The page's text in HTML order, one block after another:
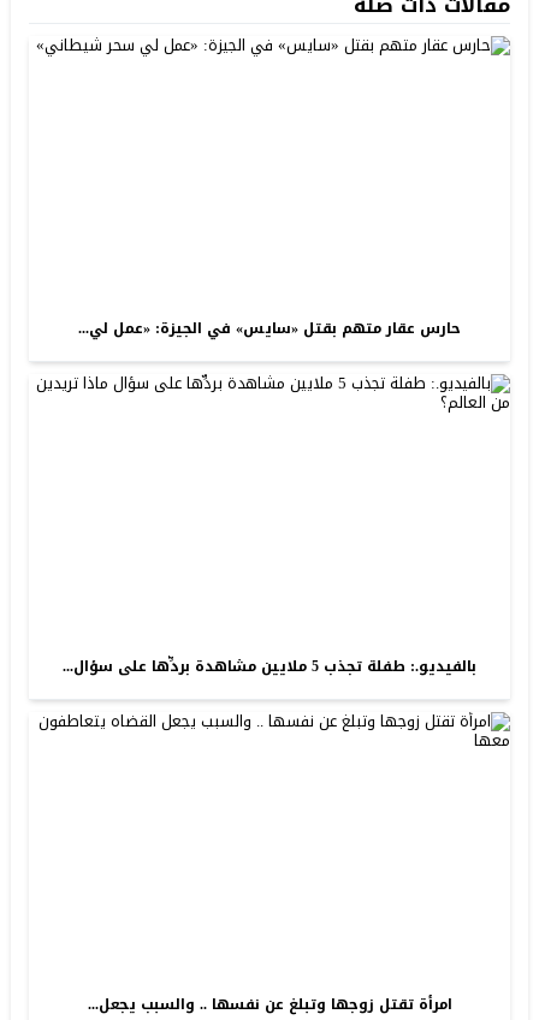
حارس عقار متهم بقتل «سايس» في الجيزة: «عمل لي...
بالفيديو.: طفلة تجذب 5 ملايين مشاهدة بردِّها على سؤال...
امرأة تقتل زوجها وتبلغ عن نفسها .. والسبب يجعل...